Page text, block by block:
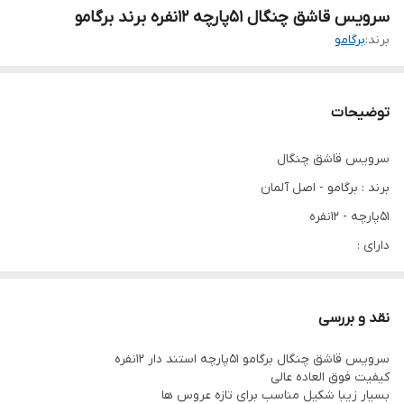
سرویس قاشق چنگال 51پارچه 12نفره برند برگامو
برند:برگامو
توضیحات
سرویس قاشق چنگال
برند : برگامو - اصل آلمان
51پارچه - 12نفره
دارای :
6عدد چنگال کوچک
6عدد قاشق شربت
نقد و بررسی
سرویس قاشق چنگال برگامو 51پارچه استند دار 12نفره
کیفیت فوق العاده عالی
بسیار زیبا شکیل مناسب برای تازه عروس ها